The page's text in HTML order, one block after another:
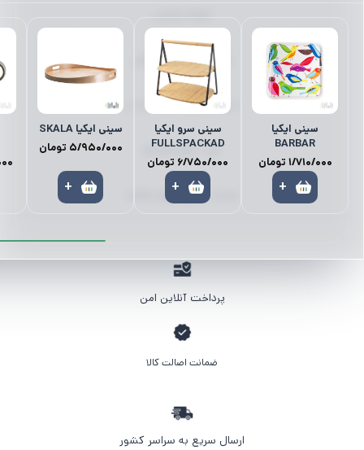
سینی ایکیا
BARBAR
1/710/000 تومان
+
سینی سرو ایکیا
FULLSPACKAD
6/750/000 تومان
+
سینی ایکیا SKALA
5/950/000 تومان
+
ظروف پذیرایی
رانر | رومیزی | زیر بشقابی
میز ناهارخوری | میز | صندلی
کمد | نظم‌دهنده‌ها
لوستر | آباژور | چراغ مطالعه
پرداخت آنلاین امن
ضمانت اصالت کالا
ارسال سریع به سراسر کشور